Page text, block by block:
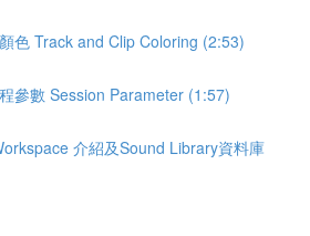
色 Track and Clip Coloring (2:53)
參數 Session Parameter (1:57)
介紹及Sound Library資料庫